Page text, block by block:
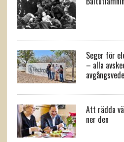
Seger för
– alla
Att rädda
ner den